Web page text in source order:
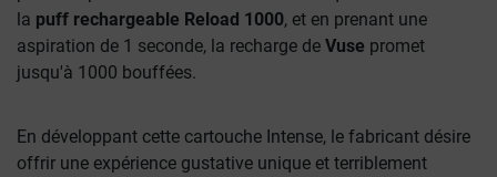
la puff rechargeable Reload 1000, et en prenant une
aspiration de 1 seconde, la recharge de Vuse promet
jusqu'à 1000 bouffées.
En développant cette cartouche Intense, le fabricant désire
offrir une expérience gustative unique et terriblement